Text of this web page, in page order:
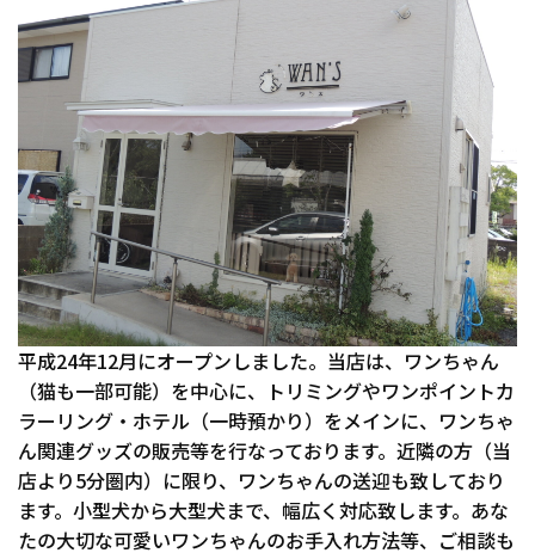
平成24年12月にオープンしました。当店は、ワンちゃん
（猫も一部可能）を中心に、トリミングやワンポイントカ
ラーリング・ホテル（一時預かり）をメインに、ワンちゃ
ん関連グッズの販売等を行なっております。近隣の方（当
店より5分圏内）に限り、ワンちゃんの送迎も致しており
ます。小型犬から大型犬まで、幅広く対応致します。あな
たの大切な可愛いワンちゃんのお手入れ方法等、ご相談も